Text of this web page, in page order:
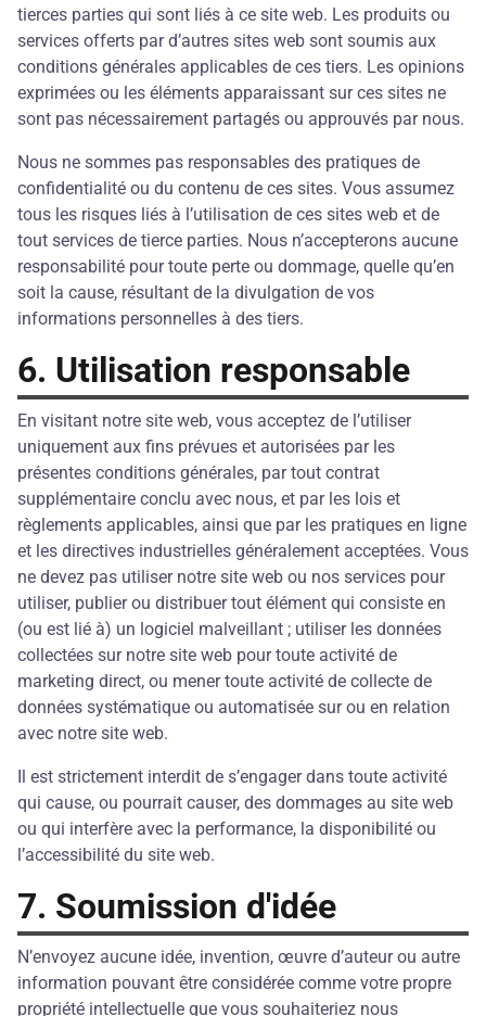
tierces parties qui sont liés à ce site web. Les produits ou
services offerts par d’autres sites web sont soumis aux
conditions générales applicables de ces tiers. Les opinions
exprimées ou les éléments apparaissant sur ces sites ne
sont pas nécessairement partagés ou approuvés par nous.
Nous ne sommes pas responsables des pratiques de
confidentialité ou du contenu de ces sites. Vous assumez
tous les risques liés à l’utilisation de ces sites web et de
tout services de tierce parties. Nous n’accepterons aucune
responsabilité pour toute perte ou dommage, quelle qu’en
soit la cause, résultant de la divulgation de vos
informations personnelles à des tiers.
6. Utilisation responsable
En visitant notre site web, vous acceptez de l’utiliser
uniquement aux fins prévues et autorisées par les
présentes conditions générales, par tout contrat
supplémentaire conclu avec nous, et par les lois et
règlements applicables, ainsi que par les pratiques en ligne
et les directives industrielles généralement acceptées. Vous
ne devez pas utiliser notre site web ou nos services pour
utiliser, publier ou distribuer tout élément qui consiste en
(ou est lié à) un logiciel malveillant ; utiliser les données
collectées sur notre site web pour toute activité de
marketing direct, ou mener toute activité de collecte de
données systématique ou automatisée sur ou en relation
avec notre site web.
Il est strictement interdit de s’engager dans toute activité
qui cause, ou pourrait causer, des dommages au site web
ou qui interfère avec la performance, la disponibilité ou
l’accessibilité du site web.
7. Soumission d'idée
N’envoyez aucune idée, invention, œuvre d’auteur ou autre
information pouvant être considérée comme votre propre
propriété intellectuelle que vous souhaiteriez nous